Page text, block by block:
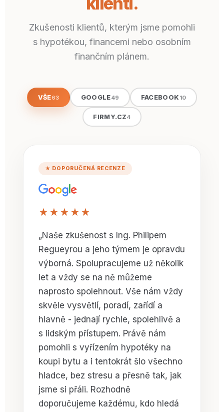
Zkušenosti klientů, kterým jsme pomohli
s hypotékou, financemi nebo osobním
finančním plánem.
VŠE63 GOOGLE49 FACEBOOK 10
FIRMY.CZ4
★ DOPORUČENÁ RECENZE
★★★★★
„Naše zkušenost s Ing. Philipem
Regueyrou a jeho týmem je opravdu
výborná. Spolupracujeme už několik
let a vždy se na ně můžeme
naprosto spolehnout. Vše nám vždy
skvěle vysvětlí, poradí, zařídí a
hlavně - jednají rychle, spolehlivě a
s lidským přístupem. Právě nám
pomohli s vyřízením hypotéky na
koupi bytu a i tentokrát šlo všechno
hladce, bez stresu a přesně tak, jak
jsme si přáli. Rozhodně
doporučujeme každému, kdo hledá